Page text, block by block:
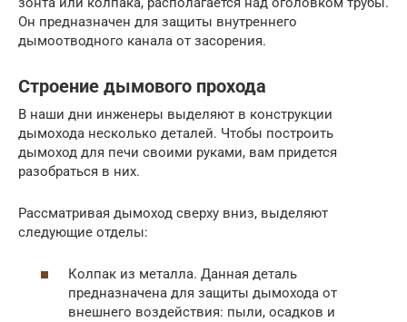
Он предназначен для защиты внутреннего
дымоотводного канала от засорения.
Строение дымового прохода
В наши дни инженеры выделяют в конструкции
дымохода несколько деталей. Чтобы построить
дымоход для печи своими руками, вам придется
разобраться в них.
Рассматривая дымоход сверху вниз, выделяют
следующие отделы:
Колпак из металла. Данная деталь
предназначена для защиты дымохода от
внешнего воздействия: пыли, осадков и